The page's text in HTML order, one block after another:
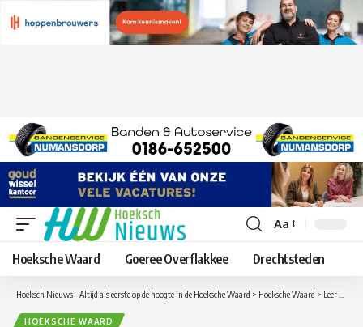
Lettergrootte
aanpassen
Aa
Hoeksche Waard Goeree Overflakkee Drechtsteden
Hoeksch Nieuws – Altijd als eerste op de hoogte in de Hoeksche Waard > Hoeksche Waard > Leer 3D-tekenen met Onshape of TinkerCad in het Oude Raadshuis
HOEKSCHE WAARD